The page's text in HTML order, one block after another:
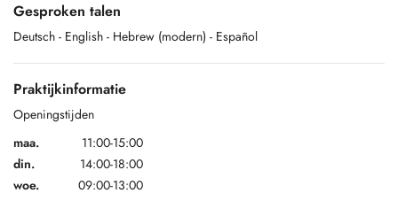
Gesproken talen
Deutsch - English - Hebrew (modern) - Español
Praktijkinformatie
Openingstijden
maa.
11:00-15:00
din.
14:00-18:00
woe.
09:00-13:00